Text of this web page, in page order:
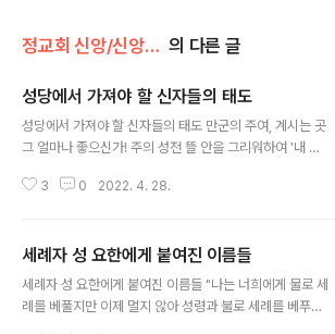
정교회 신앙/신앙 탐구 의 다른 글
성당에서 가져야 할 신자들의 태도
성당에서 가져야 할 신자들의 태도 만군의 주여, 계시는 곳
그 얼마나 좋으신가! 주의 성전 뜰 안을 그리워하여 '내 영
신 하느님께 기쁜 소리 지르옵니다. 나의 왕, 나의 하느님,
오니 길이길이 당신을 찬미하옵니다. - 시편 84 중에서 성
당이란 세상에서 가장 거룩한 곳이며, 무엇과도 비교할 수
없는 신성한 곳이다. 마치 베들레헴의 동굴과 같고, 골고타
3 0 2022. 4. 28.
세례자 성 요한에게 붙여진 이름들
세례자 성 요한에게 붙여진 이름들 "나는 너희에게 물로 세
례를 베풀지만 이제 멀지 않아 성령과 불로 세례를 베푸실